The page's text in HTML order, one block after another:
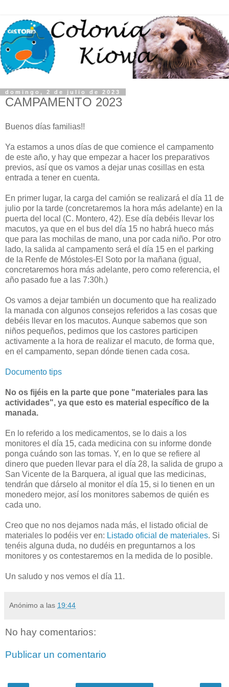
domingo, 2 de julio de 2023
CAMPAMENTO 2023
Buenos días familias!!
Ya estamos a unos días de que comience el campamento
de este año, y hay que empezar a hacer los preparativos
previos, así que os vamos a dejar unas cosillas en esta
entrada a tener en cuenta.
En primer lugar, la carga del camión se realizará el día 11 de
julio por la tarde (concretaremos la hora más adelante) en la
puerta del local (C. Montero, 42). Ese día debéis llevar los
macutos, ya que en el bus del día 15 no habrá hueco más
que para las mochilas de mano, una por cada niño. Por otro
lado, la salida al campamento será el día 15 en el parking
de la Renfe de Móstoles-El Soto por la mañana (igual,
concretaremos hora más adelante, pero como referencia, el
año pasado fue a las 7:30h.)
Os vamos a dejar también un documento que ha realizado
la manada con algunos consejos referidos a las cosas que
debéis llevar en los macutos. Aunque sabemos que son
niños pequeños, pedimos que los castores participen
activamente a la hora de realizar el macuto, de forma que,
en el campamento, sepan dónde tienen cada cosa.
Documento tips
No os fijéis en la parte que pone "materiales para las
actividades", ya que esto es material específico de la
manada.
En lo referido a los medicamentos, se lo dais a los
monitores el día 15, cada medicina con su informe donde
ponga cuándo son las tomas. Y, en lo que se refiere al
dinero que pueden llevar para el día 28, la salida de grupo a
San Vicente de la Barquera, al igual que las medicinas,
tendrán que dárselo al monitor el día 15, si lo tienen en un
monedero mejor, así los monitores sabemos de quién es
cada uno.
Creo que no nos dejamos nada más, el listado oficial de
materiales lo podéis ver en: Listado oficial de materiales. Si
tenéis alguna duda, no dudéis en preguntarnos a los
monitores y os contestaremos en la medida de lo posible.
Un saludo y nos vemos el día 11.
Anónimo a las 19:44
No hay comentarios:
Publicar un comentario